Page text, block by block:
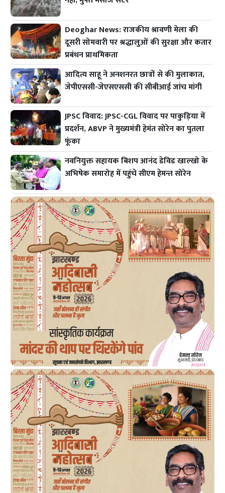
Deoghar News: राजकीय श्रावणी मेला की
दूसरी सोमवारी पर श्रद्धालुओं की सुरक्षा और कतार
प्रबंधन प्राथमिकता
आदित्य साहू ने अनशनरत छात्रों से की मुलाकात,
जेपीएससी-जेएसएससी की सीबीआई जांच मांगी
JPSC विवाद: JPSC-CGL विवाद पर पाकुड़िया में
प्रदर्शन, ABVP ने मुख्यमंत्री हेमंत सोरेन का पुतला
फूंका
नवनियुक्त सहायक बिशप आनंद डेविड खाल्खो के
अभिषेक समारोह में पहुंचे सीएम हेमन्त सोरेन